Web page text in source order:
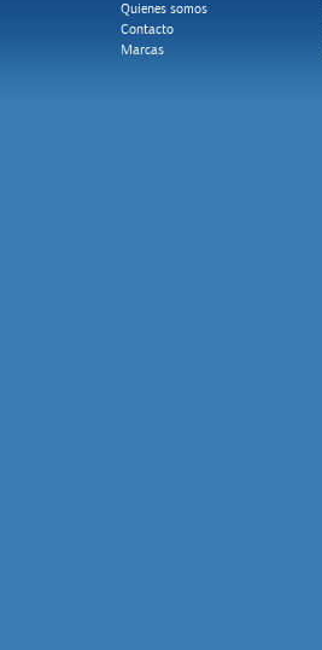
Quienes somos
Contacto
Marcas